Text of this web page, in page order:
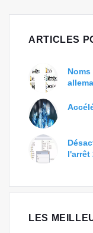
ARTICLES
l'arrêt
LES